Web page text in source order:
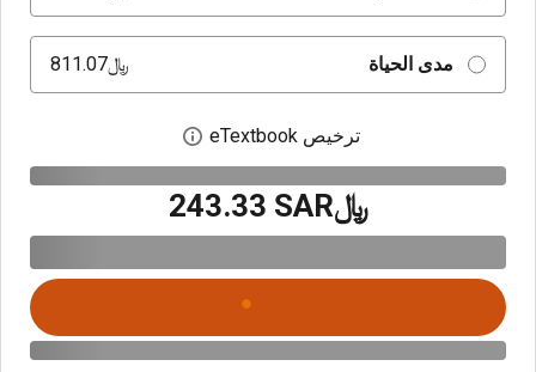
مدى الحياة ﷼‎811.07
ترخيص eTextbook افتح مربع حوار
﷼‎243.33 SAR